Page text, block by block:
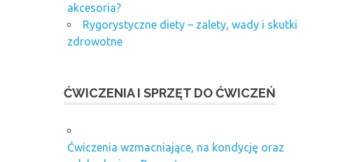
akcesoria?
Rygorystyczne diety – zalety, wady i skutki
zdrowotne
ĆWICZENIA I SPRZĘT DO ĆWICZEŃ
Ćwiczenia wzmacniające, na kondycję oraz